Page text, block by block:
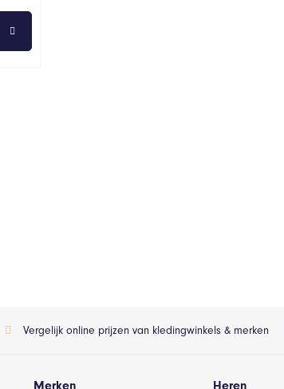
Vergelijk online prijzen van kledingwinkels & merken
Merken Heren